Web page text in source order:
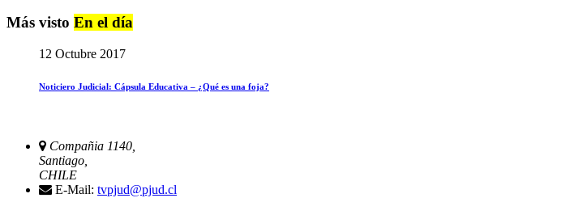
Más visto En el día
12 Octubre 2017
Noticiero Judicial: Cápsula Educativa – ¿Qué es una foja?
Compañia 1140,
Santiago,
CHILE
E-Mail: tvpjud@pjud.cl